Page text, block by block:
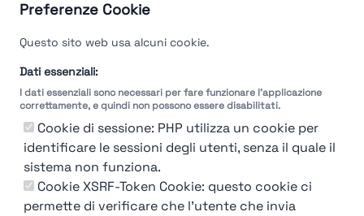
Preferenze Cookie
Questo sito web usa alcuni cookie.
Dati essenziali:
I dati essenziali sono necessari per fare funzionare l'applicazione
correttamente, e quindi non possono essere disabilitati.
Cookie di sessione: PHP utilizza un cookie per
identificare le sessioni degli utenti, senza il quale il
sistema non funziona.
Cookie XSRF-Token Cookie: questo cookie ci
permette di verificare che l'utente che invia